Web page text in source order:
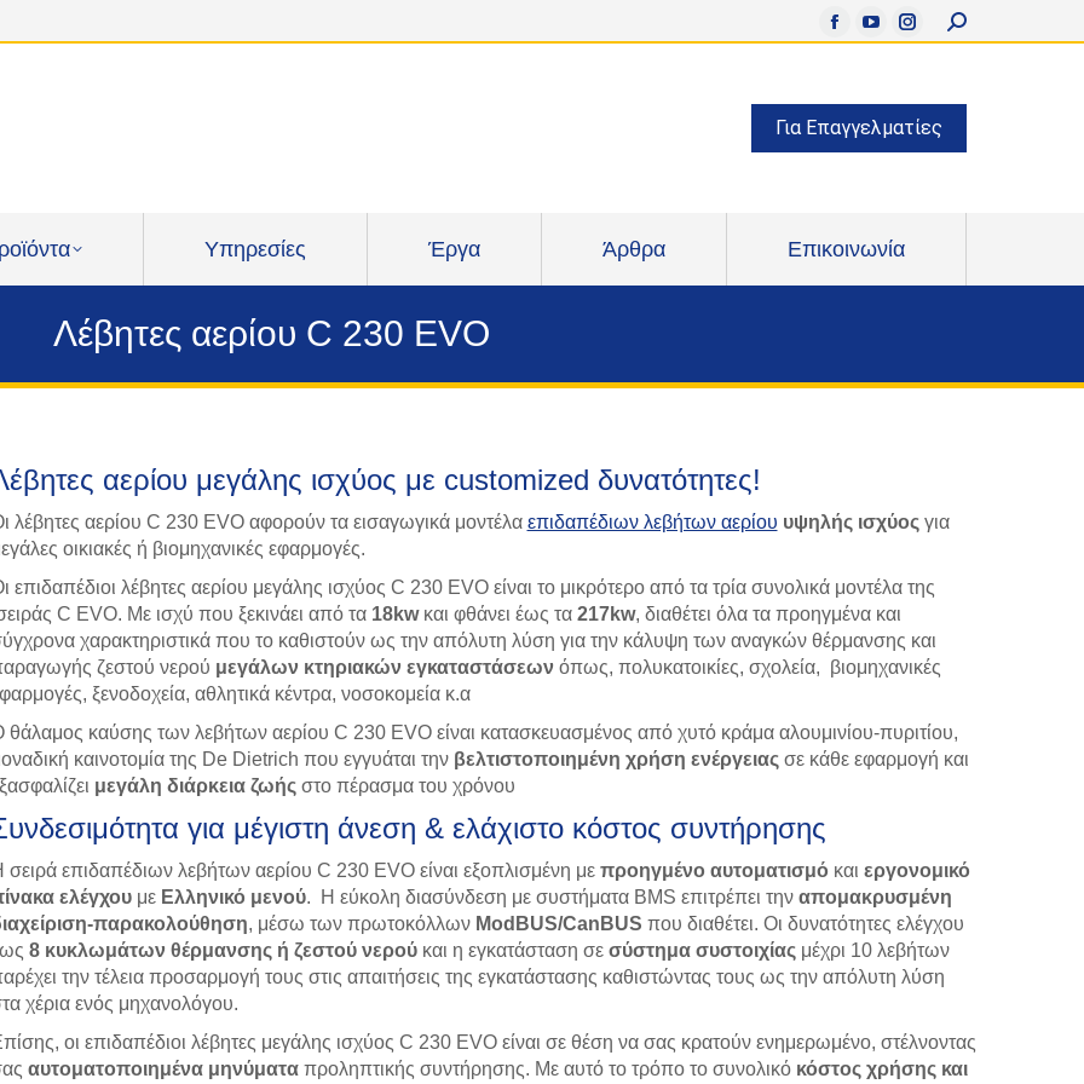
Facebook
in
YouTube
in
Instagram
in
Search:
Για Επαγγελματίες
Υπηρεσίες Έργα Άρθρα Επικοινωνία
Λέβητες αερίου C 230 EVO
αερίου μεγάλης ισχύος με customized δυνατότητες!
λέβητες αερίου C 230 EVO αφορούν τα εισαγωγικά μοντέλα επιδαπέδιων λεβήτων αερίου υψηλής ισχύοςγια
οικιακές ή βιομηχανικές εφαρμογές.
επιδαπέδιοι λέβητες αερίου μεγάλης ισχύος C 230 EVO είναι το μικρότερο από τα τρία συνολικά μοντέλα της
C EVO. Με ισχύ που ξεκινάει από τα 18kwκαι φθάνει έως τα 217kw, διαθέτει όλα τα προηγμένα και
χαρακτηριστικά που το καθιστούν ως την απόλυτη λύση για την κάλυψη των αναγκών θέρμανσης και
ζεστού νερού μεγάλων κτηριακών εγκαταστάσεων όπως, πολυκατοικίες, σχολεία, βιομηχανικές
ξενοδοχεία, αθλητικά κέντρα, νοσοκομεία κ.α
θάλαμος καύσης των λεβήτων αερίου C 230 EVO είναι κατασκευασμένος από χυτό κράμα αλουμινίου-πυριτίου,
καινοτομία της De Dietrich που εγγυάται την βελτιστοποιημένη χρήση ενέργειαςσε κάθε εφαρμογή και
μεγάλη διάρκεια ζωήςστο πέρασμα του χρόνου
για μέγιστη άνεση & ελάχιστο κόστος συντήρησης
σειρά επιδαπέδιων λεβήτων αερίου C 230 EVO είναι εξοπλισμένη με προηγμένο αυτοματισμό και εργονομικό
ελέγχουμε Ελληνικό μενού. Η εύκολη διασύνδεση με συστήματα BMS επιτρέπει την απομακρυσμένη
παρακολούθηση, μέσω των πρωτοκόλλων ModBUS/CanBUS που διαθέτει. Οι δυνατότητες ελέγχου
8 κυκλωμάτων θέρμανσης ή ζεστού νερού και η εγκατάσταση σε σύστημα συστοιχίας μέχρι 10 λεβήτων
την τέλεια προσαρμογή τους στις απαιτήσεις της εγκατάστασης καθιστώντας τους ως την απόλυτη λύση
χέρια ενός μηχανολόγου.
οι επιδαπέδιοι λέβητες μεγάλης ισχύος C 230 EVO είναι σε θέση να σας κρατούν ενημερωμένο, στέλνοντας
αυτοματοποιημένα μηνύματαπροληπτικής συντήρησης. Με αυτό το τρόπο το συνολικό κόστος χρήσης και